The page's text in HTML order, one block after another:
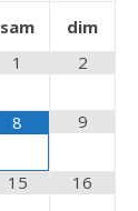
sam
dim
1
2
8 9
15 16